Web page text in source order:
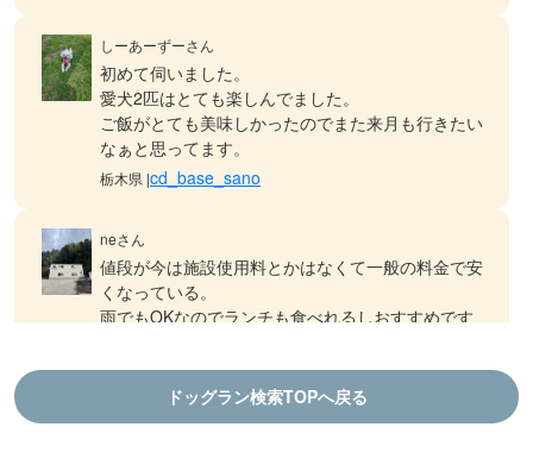
しーあーずーさん
初めて伺いました。
愛犬2匹はとても楽しんでました。
ご飯がとても美味しかったのでまた来月も行きたい
なぁと思ってます。
栃木県 |cd_base_sano
neさん
値段が今は施設使用料とかはなくて一般の料金で安
くなっている。
雨でもOKなのでランチも食べれるしおすすめです
ドッグラン検索TOPへ戻る